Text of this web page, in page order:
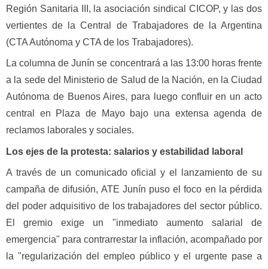
Región Sanitaria III, la asociación sindical CICOP, y las dos
vertientes de la Central de Trabajadores de la Argentina
(CTA Autónoma y CTA de los Trabajadores).
La columna de Junín se concentrará a las 13:00 horas frente
a la sede del Ministerio de Salud de la Nación, en la Ciudad
Autónoma de Buenos Aires, para luego confluir en un acto
central en Plaza de Mayo bajo una extensa agenda de
reclamos laborales y sociales.
Los ejes de la protesta: salarios y estabilidad laboral
A través de un comunicado oficial y el lanzamiento de su
campaña de difusión, ATE Junín puso el foco en la pérdida
del poder adquisitivo de los trabajadores del sector público.
El gremio exige un "inmediato aumento salarial de
emergencia" para contrarrestar la inflación, acompañado por
la "regularización del empleo público y el urgente pase a